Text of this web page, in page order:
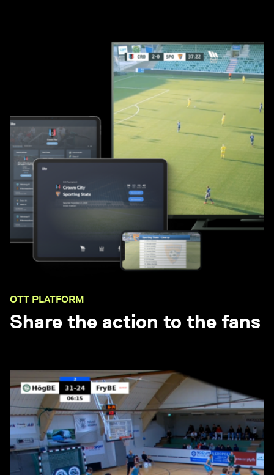
OTT PLATFORM
Share the action to the fans